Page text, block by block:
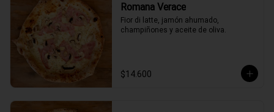
Romana Verace
Fior di latte, jamón ahumado,
champiñones y aceite de oliva.
$14.600